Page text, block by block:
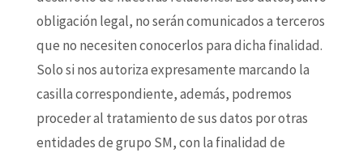
obligación legal, no serán comunicados a terceros
que no necesiten conocerlos para dicha finalidad.
Solo si nos autoriza expresamente marcando la
casilla correspondiente, además, podremos
proceder al tratamiento de sus datos por otras
entidades de grupo SM, con la finalidad de